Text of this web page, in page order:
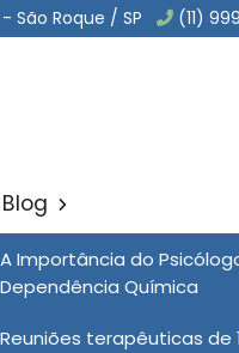
São Roque / SP (11)
Blog
A Importância do
Dependência Química
Reuniões terapêuticas de
em